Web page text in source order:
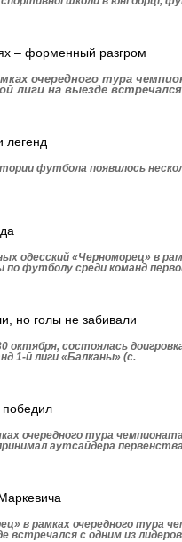
– форменный разгром
очередного тура
лиги на выезде
легенд
футбола появилось
одесский «Черноморец» в
футболу среди команд
но голы не забивали
октября, состоялась
1-й лиги «Балканы» (с.
очередного тура
аутсайдера
в рамках очередного тура
встречался с одним из